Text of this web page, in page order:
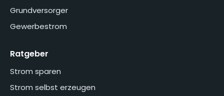
Grundversorger
Gewerbestrom
Ratgeber
Strom sparen
Strom selbst erzeugen